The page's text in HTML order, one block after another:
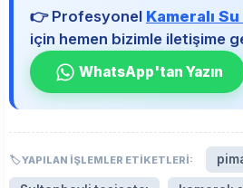
👉 Profesyonel Kameralı
için hemen bizimle iletişime
WhatsApp'tan Yazın
🏷️ YAPILAN İŞLEMLER ETIKETLERI: